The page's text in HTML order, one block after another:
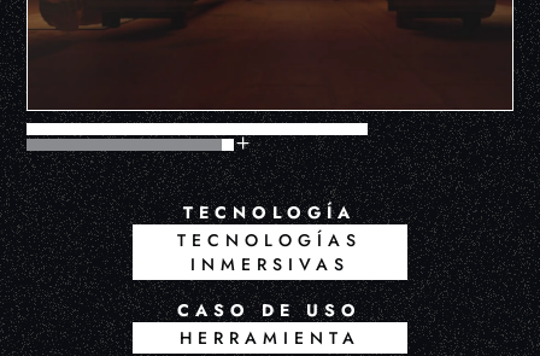
TECNOLOGÍA
TECNOLOGÍAS
INMERSIVAS
CASO DE USO
HERRAMIENTA